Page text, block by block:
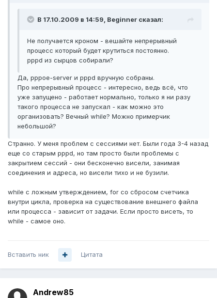
В 17.10.2009 в 14:59, Beginner сказал:
Не получается кроном - вешайте непрерывный
процесс который будет крутиться постоянно.
pppd из сырцов собирали?
Да, pppoe-server и pppd вручную собраны.
Про непрерывный процесс - интересно, ведь всё, что
уже запущено - работает нормально, только я ни разу
такого процесса не запускал - как можно это
организовать? Вечный while? Можно примерчик
небольшой?
Странно. У меня проблем с сессиями нет. Были года 3-4 назад
еще со старым pppd, но там просто были проблемы с
закрытием сессий - они бесконечно висели, занимая
соединения и адреса, но висели тихо и не бузили.
while c ложным утверждением, for cо сбросом счетчика
внутри цикла, проверка на существование внешнего файла
или процесса - зависит от задачи. Если просто висеть, то
while - самое оно.
Вставить ник Цитата
Andrew85